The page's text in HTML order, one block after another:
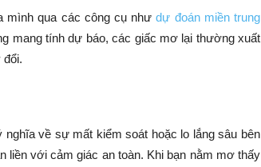
mình qua các công cụ nhưdự đoán miền trung
mang tính dự báo, các giấc mơ lại thường xuất
đổi.
về sự mất kiểm soát hoặc lo lắng sâu bên
với cảm giác an toàn. Khi bạn nằm mơ thấy